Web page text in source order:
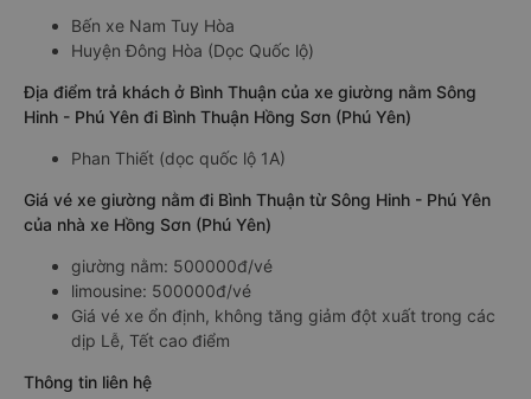
Bến xe Nam Tuy Hòa
Huyện Đông Hòa (Dọc Quốc lộ)
Địa điểm trả khách ở Bình Thuận của xe giường nằm Sông
Hinh - Phú Yên đi Bình Thuận Hồng Sơn (Phú Yên)
Phan Thiết (dọc quốc lộ 1A)
Giá vé xe giường nằm đi Bình Thuận từ Sông Hinh - Phú Yên
của nhà xe Hồng Sơn (Phú Yên)
giường nằm: 500000đ/vé
limousine: 500000đ/vé
Giá vé xe ổn định, không tăng giảm đột xuất trong các
dịp Lễ, Tết cao điểm
Thông tin liên hệ